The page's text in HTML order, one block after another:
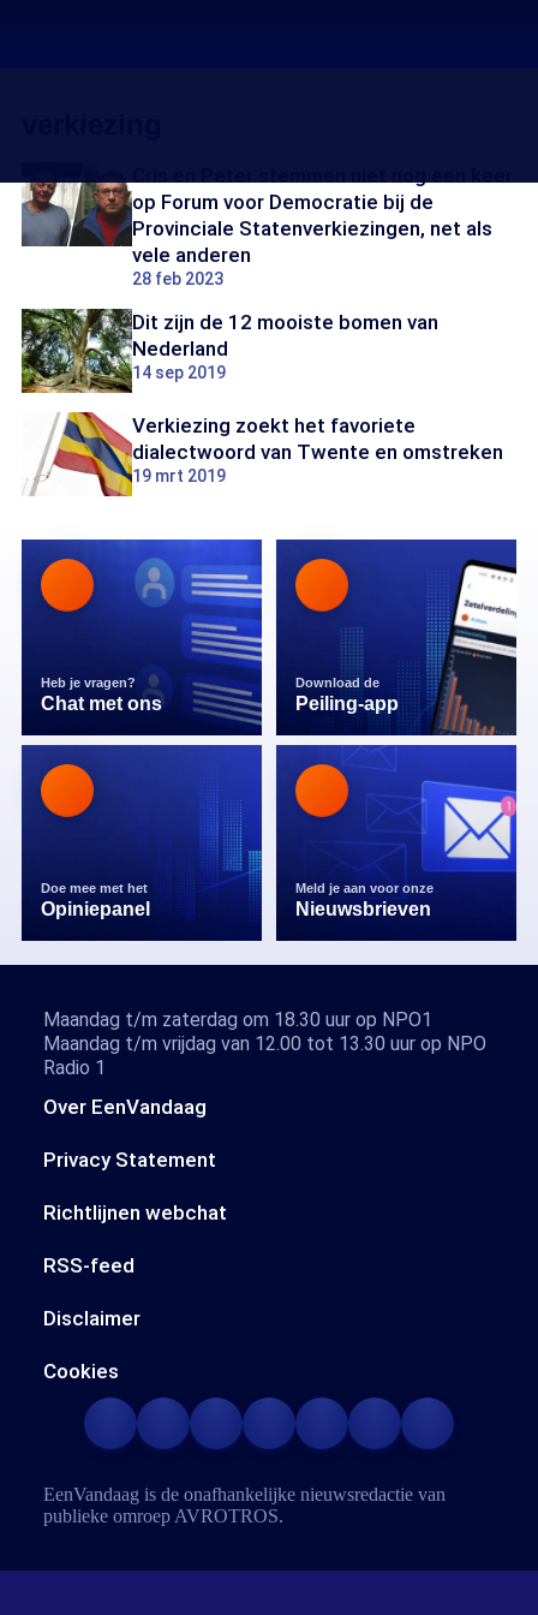
op Forum voor Democratie bij de
Provinciale Statenverkiezingen, net als
vele anderen
28 feb 2023
Dit zijn de 12 mooiste bomen van
Nederland
14 sep 2019
Verkiezing zoekt het favoriete
dialectwoord van Twente en omstreken
19 mrt 2019
Heb je vragen?
Chat met ons
Download de
Peiling-app
Doe mee met het
Opiniepanel
Meld je aan voor onze
Nieuwsbrieven
Over EenVandaag
Privacy Statement
Richtlijnen webchat
RSS-feed
Disclaimer
Cookies
Maandag t/m zaterdag om 18.30 uur op NPO1
Maandag t/m vrijdag van 12.00 tot 13.30 uur op NPO
Radio 1
EenVandaag is de onafhankelijke nieuwsredactie van
publieke omroep AVROTROS.